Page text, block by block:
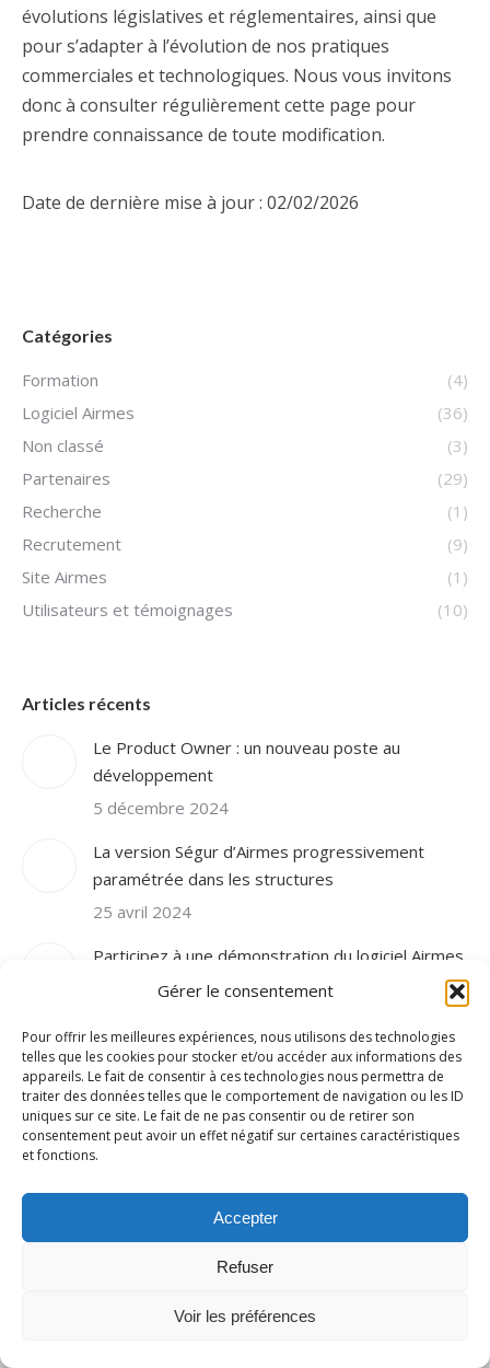
Gérer le consentement
Pour offrir les meilleures expériences, nous utilisons des technologies
telles que les cookies pour stocker et/ou accéder aux informations des
appareils. Le fait de consentir à ces technologies nous permettra de
traiter des données telles que le comportement de navigation ou les ID
uniques sur ce site. Le fait de ne pas consentir ou de retirer son
consentement peut avoir un effet négatif sur certaines caractéristiques
et fonctions.
Accepter
Refuser
Voir les préférences
évolutions législatives et réglementaires, ainsi que
pour s’adapter à l’évolution de nos pratiques
commerciales et technologiques. Nous vous invitons
donc à consulter régulièrement cette page pour
prendre connaissance de toute modification.
Date de dernière mise à jour : 02/02/2026
Catégories
Formation
(4)
Logiciel Airmes
(36)
Non classé
(3)
Partenaires
(29)
Recherche
(1)
Recrutement
(9)
Site Airmes
(1)
Utilisateurs et témoignages
(10)
Articles récents
Le Product Owner : un nouveau poste au
développement
5 décembre 2024
La version Ségur d’Airmes progressivement
paramétrée dans les structures
25 avril 2024
Participez à une démonstration du logiciel Airmes
La cybersécurité des ESSMS : un objectif
prioritaire de la feuille de route du numérique en
santé
18 avril 2024
Le DMP dans Airmes